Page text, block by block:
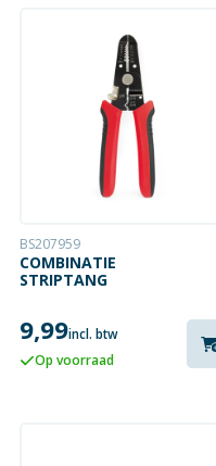
BS207959
COMBINATIE
STRIPTANG
9,99incl. btw
Op voorraad